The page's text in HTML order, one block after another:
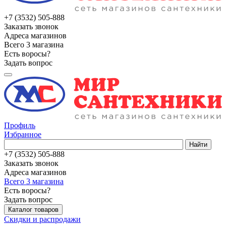
+7 (3532) 505-888
Заказать звонок
Адреса магазинов
Всего 3 магазина
Есть воросы?
Задать вопрос
Профиль
Избранное
Найти
+7 (3532) 505-888
Заказать звонок
Адреса магазинов
Всего 3 магазина
Есть воросы?
Задать вопрос
Каталог товаров
Скидки и распродажи